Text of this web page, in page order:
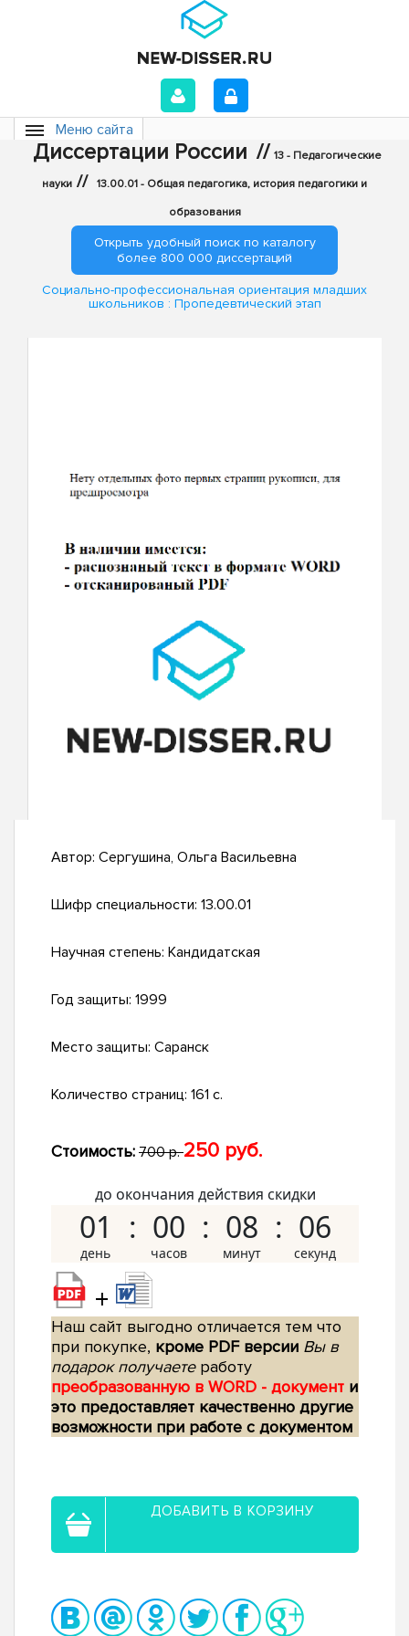
Меню сайта
Диссертации России // 13 - Педагогические
науки // 13.00.01 - Общая педагогика, история педагогики и
образования
Открыть удобный поиск по каталогу
более 800 000 диссертаций
Социально-профессиональная ориентация младших
школьников : Пропедевтический этап
Автор: Сергушина, Ольга Васильевна
Шифр специальности: 13.00.01
Научная степень: Кандидатская
Год защиты: 1999
Место защиты: Саранск
Количество страниц: 161 с.
Стоимость: 700 р.250 руб.
до окончания действия скидки
01 00 08 05
+
Наш сайт выгодно отличается тем что
при покупке, кроме PDF версии Вы в
подарок получаетеработу
преобразованную в WORD - документ и
это предоставляет качественно другие
возможности при работе с документом
ДОБАВИТЬ В КОРЗИНУ